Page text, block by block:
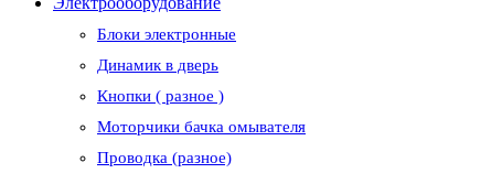
Блоки электронные
Динамик в дверь
Кнопки ( разное )
Моторчики бачка омывателя
Проводка (разное)